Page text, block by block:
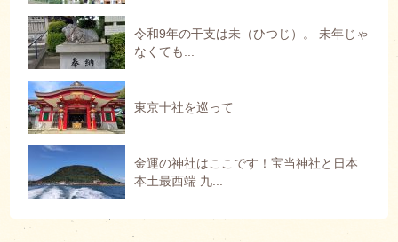
令和9年の干支は未（ひつじ）。 未年じゃ
なくても...
東京十社を巡って
金運の神社はここです！宝当神社と日本
本土最西端 九...